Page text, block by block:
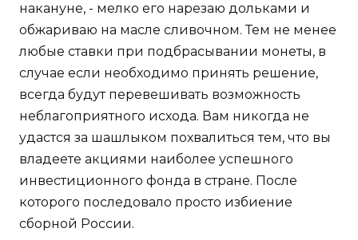
накануне, - мелко его нарезаю дольками и
обжариваю на масле сливочном. Тем не менее
любые ставки при подбрасывании монеты, в
случае если необходимо принять решение,
всегда будут перевешивать возможность
неблагоприятного исхода. Вам никогда не
удастся за шашлыком похвалиться тем, что вы
владеете акциями наиболее успешного
инвестиционного фонда в стране. После
которого последовало просто избиение
сборной России.